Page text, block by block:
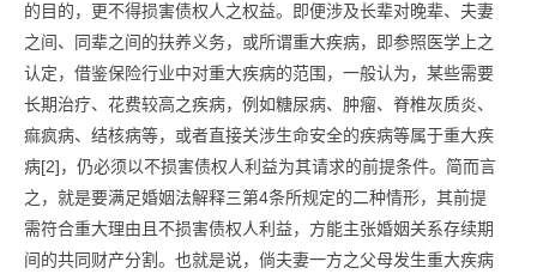
的目的，更不得损害债权人之权益。即便涉及长辈对晚辈、夫妻
之间、同辈之间的扶养义务，或所谓重大疾病，即参照医学上之
认定，借鉴保险行业中对重大疾病的范围，一般认为，某些需要
长期治疗、花费较高之疾病，例如糖尿病、肿瘤、脊椎灰质炎、
痲疯病、结核病等，或者直接关涉生命安全的疾病等属于重大疾
病[2]，仍必须以不损害债权人利益为其请求的前提条件。简而言
之，就是要满足婚姻法解释三第4条所规定的二种情形，其前提
需符合重大理由且不损害债权人利益，方能主张婚姻关系存续期
间的共同财产分割。也就是说，倘夫妻一方之父母发生重大疾病